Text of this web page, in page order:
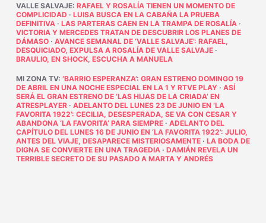
VALLE SALVAJE: RAFAEL Y ROSALÍA TIENEN UN MOMENTO DE
COMPLICIDAD · LUISA BUSCA EN LA CABAÑA LA PRUEBA
DEFINITIVA· LAS PARTERAS CAEN EN LA TRAMPA DE ROSALÍA·
VICTORIA Y MERCEDES TRATAN DE DESCUBRIR LOS PLANES DE
DÁMASO· AVANCE SEMANAL DE ‘VALLE SALVAJE’: RAFAEL,
DESQUICIADO, EXPULSA A ROSALÍA DE VALLE SALVAJE·
BRAULIO, EN SHOCK, ESCUCHA A MANUELA
MI ZONA TV: ‘BARRIO ESPERANZA’: GRAN ESTRENO DOMINGO 19
DE ABRIL EN UNA NOCHE ESPECIAL EN LA 1 Y RTVE PLAY· ASÍ
SERÁ EL GRAN ESTRENO DE ‘LAS HIJAS DE LA CRIADA’ EN
ATRESPLAYER· ADELANTO DEL LUNES 23 DE JUNIO EN ‘LA
FAVORITA 1922’: CECILIA, DESESPERADA, SE VA CON CESAR Y
ABANDONA ‘LA FAVORITA’ PARA SIEMPRE· ADELANTO DEL
CAPÍTULO DEL LUNES 16 DE JUNIO EN ‘LA FAVORITA 1922’: JULIO,
ANTES DEL VIAJE, DESAPARECE MISTERIOSAMENTE· LA BODA DE
DIGNA SE CONVIERTE EN UNA TRAGEDIA· DAMIÁN REVELA UN
TERRIBLE SECRETO DE SU PASADO A MARTA Y ANDRÉS